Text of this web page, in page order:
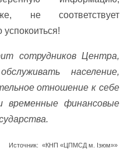
не соответствует
сотрудников Центра,
население,
отношение к себе
временные финансовые
Источник: «КНП «ЦПМСД м. Ізюм»»